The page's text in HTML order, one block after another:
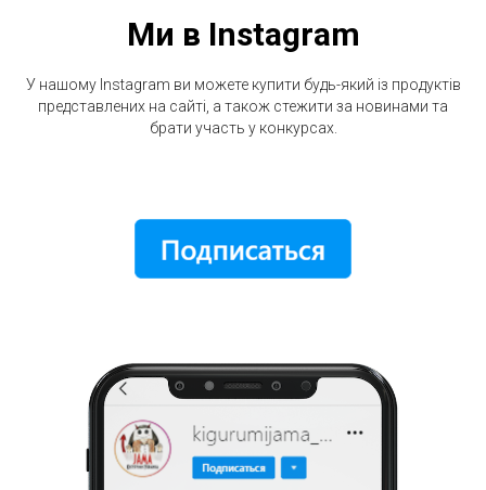
Ми в Instagram
У нашому Instagram ви можете купити будь-який із продуктів
представлених на сайті, а також стежити за новинами та
брати участь у конкурсах.